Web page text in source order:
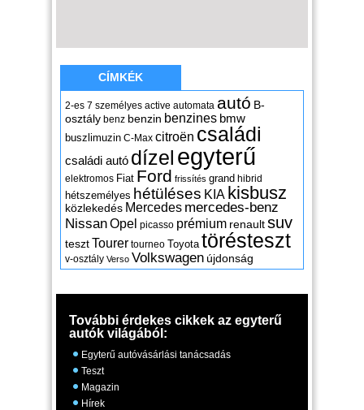
CÍMKÉK
2-es 7 személyes active automata autó B-
osztály benz benzin benzines bmw
buszlimuzin C-Max citroën családi
családi autó dízel egyterű
elektromos Fiat Ford frissítés grand hibrid
hétszemélyes hétüléses KIA kisbusz
közlekedés Mercedes mercedes-benz
NissanOpel picasso prémium renaultsuv
tesztTourer tourneo Toyota törésteszt
v-osztály Verso Volkswagen újdonság
További érdekes cikkek az egyterű
autók világából:
Egyterű autóvásárlási tanácsadás
Teszt
Magazin
Hírek